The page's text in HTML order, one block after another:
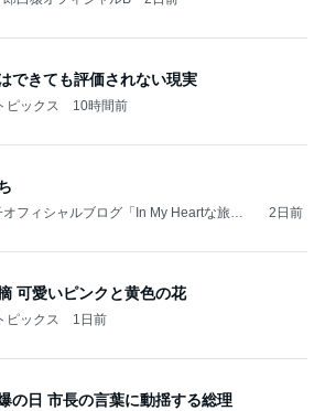
できても評価されない現実
ピックス 10時間前
フィシャルブログ「In My Heartな旅日
2日前
可愛いピンクと黄色の花
ピックス 1日前
の日 市長の言葉に動揺する総理